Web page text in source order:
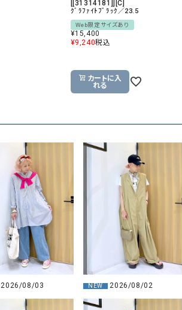
[[31314181]][C]
ｸﾞﾗﾌｧｲﾄﾌﾞﾗｯｸ／23.5
Web限定サイズあり
¥15,400
¥9,240税込
カートに入
れる
2026/08/03 NEW 2026/08/02